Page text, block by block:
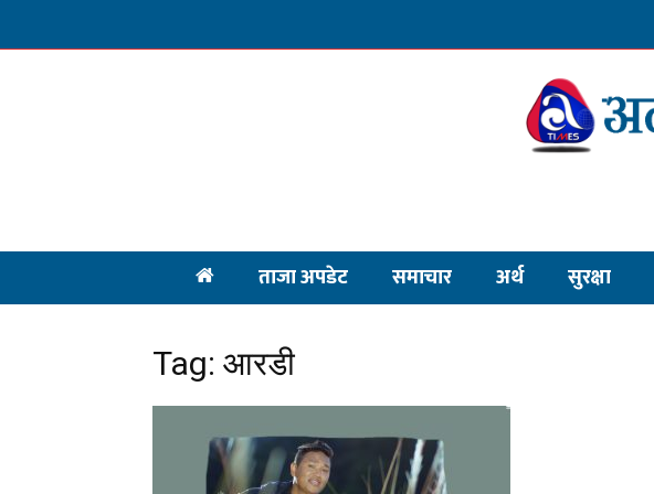
ताजा अपडेट समाचार अर्थ सुरक्षा
Tag: आरडी